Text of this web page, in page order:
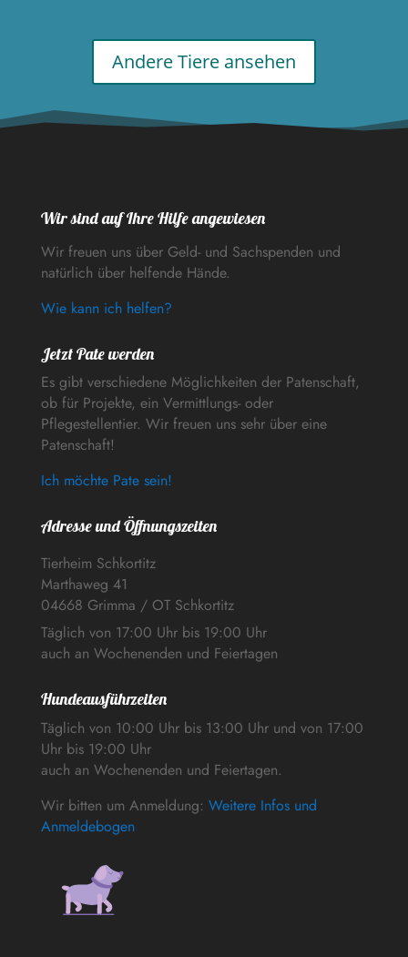
Andere Tiere ansehen
Wir sind auf Ihre Hilfe angewiesen
Wir freuen uns über Geld- und Sachspenden und
natürlich über helfende Hände.
Wie kann ich helfen?
Jetzt Pate werden
Es gibt verschiedene Möglichkeiten der Patenschaft,
ob für Projekte, ein Vermittlungs- oder
Pflegestellentier. Wir freuen uns sehr über eine
Patenschaft!
Ich möchte Pate sein!
Adresse und Öffnungszeiten
Tierheim Schkortitz
Marthaweg 41
04668 Grimma / OT Schkortitz
Täglich von 17:00 Uhr bis 19:00 Uhr
auch an Wochenenden und Feiertagen
Hundeausführzeiten
Täglich von 10:00 Uhr bis 13:00 Uhr und von 17:00
Uhr bis 19:00 Uhr
auch an Wochenenden und Feiertagen.
Wir bitten um Anmeldung: Weitere Infos und
Anmeldebogen